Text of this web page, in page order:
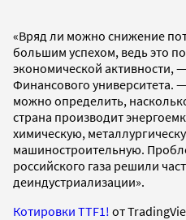
«Вряд ли можно снижение
большим успехом, ведь это
экономической активности,
Финансового университета.
можно определить,
страна производит
химическую,
машиностроительную.
российского газа решили
деиндустриализации».
Котировки TTF1! от